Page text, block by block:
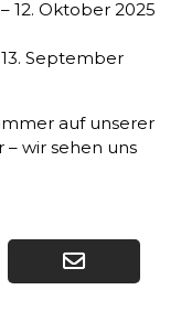
– 12. Oktober 2025
13. September
auf unserer
wir sehen uns